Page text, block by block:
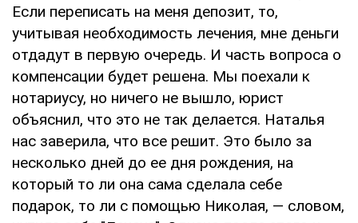
Если переписать на меня депозит, то,
учитывая необходимость лечения, мне деньги
отдадут в первую очередь. И часть вопроса о
компенсации будет решена. Мы поехали к
нотариусу, но ничего не вышло, юрист
объяснил, что это не так делается. Наталья
нас заверила, что все решит. Это было за
несколько дней до ее дня рождения, на
который то ли она сама сделала себе
подарок, то ли с помощью Николая, — словом,